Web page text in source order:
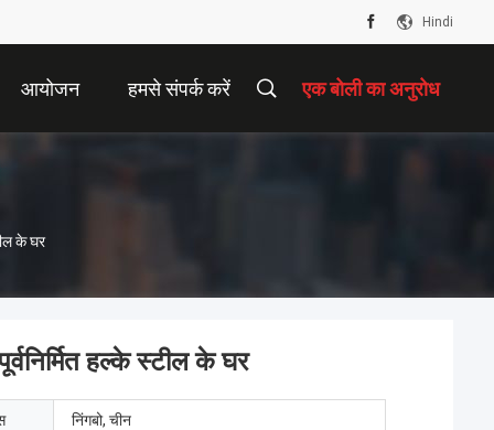
Hindi
आयोजन हमसे संपर्क करें एक बोली का अनुरोध
के घर
हल्के स्टील के घर
निंगबो, चीन